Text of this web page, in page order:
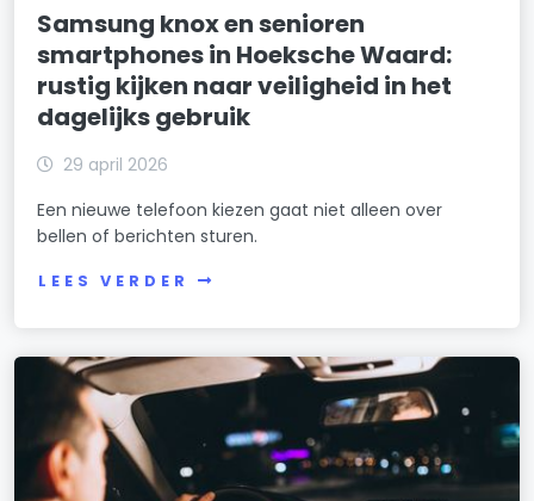
Samsung knox en senioren
smartphones in Hoeksche Waard:
rustig kijken naar veiligheid in het
dagelijks gebruik
29 april 2026
Een nieuwe telefoon kiezen gaat niet alleen over
bellen of berichten sturen.
LEES VERDER